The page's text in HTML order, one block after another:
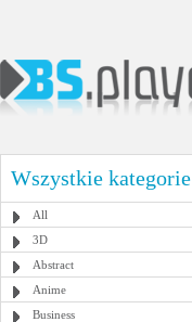
Wszystkie kategorie
All
3D
Abstract
Anime
Business